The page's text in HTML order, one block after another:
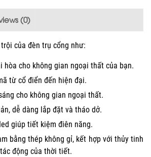
(0)
của đèn trụ cổng như:
hòa cho không gian ngoại thất của bạn.
từ cổ điển đến hiện đại.
cho không gian ngoại thất.
dễ dàng lắp đặt và tháo dở.
giúp tiết kiệm điên năng.
bằng thép không gỉ, kết hợp với thủy tinh
động của thời tiết.